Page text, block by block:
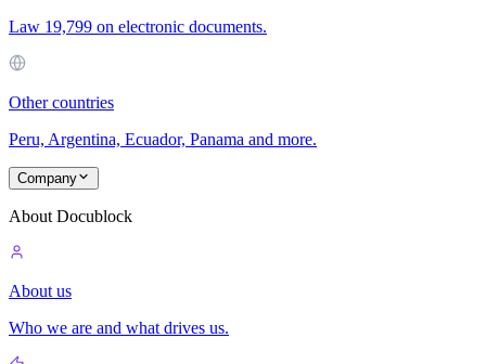
Law 19,799 on electronic documents.
Other countries
Peru, Argentina, Ecuador, Panama and more.
Company
About Docublock
About us
Who we are and what drives us.